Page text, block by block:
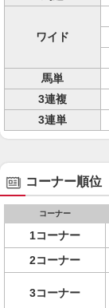
ワイド
馬単
3連複
3連単
コーナー順位
コーナー
1コーナー
2コーナー
3コーナー